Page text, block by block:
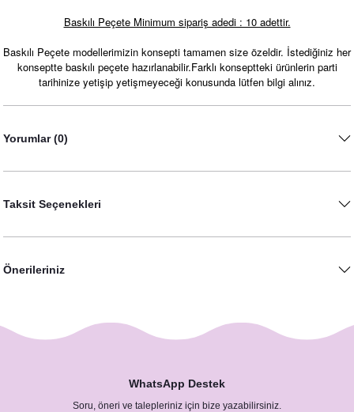
40,00 TL
Baskılı Peçete Minimum sipariş adedi : 10 adettir.
Baskılı Peçete modellerimizin konsepti tamamen size özeldir. İstediğiniz her
konseptte baskılı peçete hazırlanabilir.Farklı konseptteki ürünlerin parti
tarihinize yetişip yetişmeyeceği konusunda lütfen bilgi alınız.
Yorumlar (0)
Taksit Seçenekleri
Önerileriniz
WhatsApp Destek
Soru, öneri ve talepleriniz için bize yazabilirsiniz.